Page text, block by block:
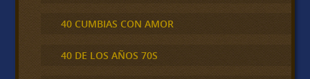
40 CUMBIAS CON AMOR
40 DE LOS AÑOS 70S